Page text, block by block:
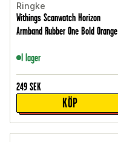
Ringke
Withings Scanwatch Horizon
Armband Rubber One Bold Orange
I lager
249 SEK
KÖP